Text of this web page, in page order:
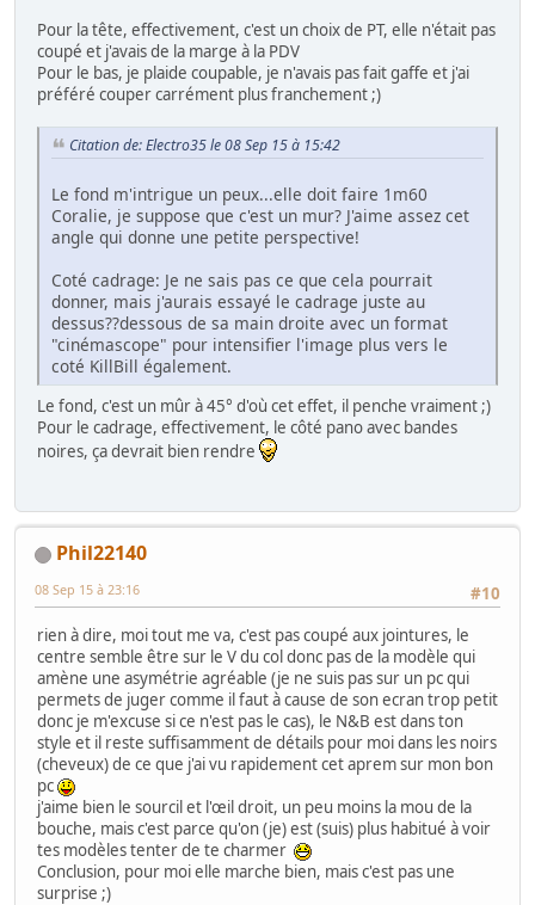
Pour la tête, effectivement, c'est un choix de PT, elle n'était pas
coupé et j'avais de la marge à la PDV
Pour le bas, je plaide coupable, je n'avais pas fait gaffe et j'ai
préféré couper carrément plus franchement ;)
Citation de: Electro35 le 08 Sep 15 à 15:42
Le fond m'intrigue un peux...elle doit faire 1m60
Coralie, je suppose que c'est un mur? J'aime assez cet
angle qui donne une petite perspective!
Coté cadrage: Je ne sais pas ce que cela pourrait
donner, mais j'aurais essayé le cadrage juste au
dessus??dessous de sa main droite avec un format
"cinémascope" pour intensifier l'image plus vers le
coté KillBill également.
Le fond, c'est un mûr à 45° d'où cet effet, il penche vraiment ;)
Pour le cadrage, effectivement, le côté pano avec bandes
noires, ça devrait bien rendre
Phil22140
#10
08 Sep 15 à 23:16
rien à dire, moi tout me va, c'est pas coupé aux jointures, le
centre semble être sur le V du col donc pas de la modèle qui
amène une asymétrie agréable (je ne suis pas sur un pc qui
permets de juger comme il faut à cause de son ecran trop petit
donc je m'excuse si ce n'est pas le cas), le N&B est dans ton
style et il reste suffisamment de détails pour moi dans les noirs
(cheveux) de ce que j'ai vu rapidement cet aprem sur mon bon
pc
j'aime bien le sourcil et l'œil droit, un peu moins la mou de la
bouche, mais c'est parce qu'on (je) est (suis) plus habitué à voir
tes modèles tenter de te charmer
Conclusion, pour moi elle marche bien, mais c'est pas une
surprise ;)